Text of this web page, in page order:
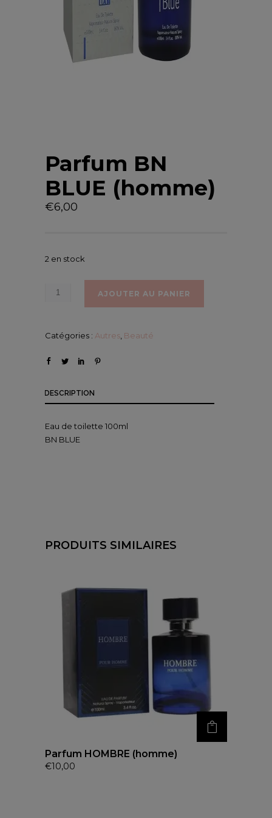
Parfum BN
BLUE (homme)
€6,00
2 en stock
AJOUTER AU PANIER
Catégories : Autres Beauté
DESCRIPTION
Eau de toilette 100ml
BN BLUE
PRODUITS SIMILAIRES
Parfum HOMBRE (homme)
€10,00